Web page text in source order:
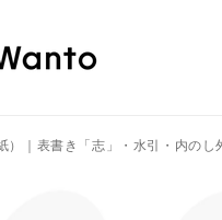
）｜表書き「志」・水引・内のし